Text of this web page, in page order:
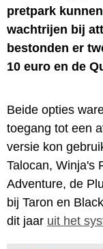
pretpark
wachtrijen bij
bestonden er
10 euro en de
Beide opties
toegang tot een
versie kon
Talocan, Winja's
Adventure, de
bij Taron en
dit jaar uit het